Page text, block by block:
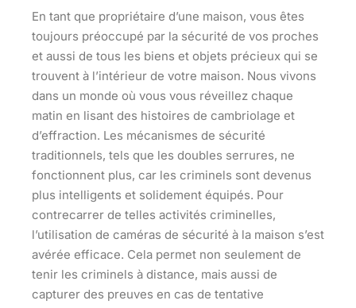
En tant que propriétaire d’une maison, vous êtes
toujours préoccupé par la sécurité de vos proches
et aussi de tous les biens et objets précieux qui se
trouvent à l’intérieur de votre maison. Nous vivons
dans un monde où vous vous réveillez chaque
matin en lisant des histoires de cambriolage et
d’effraction. Les mécanismes de sécurité
traditionnels, tels que les doubles serrures, ne
fonctionnent plus, car les criminels sont devenus
plus intelligents et solidement équipés. Pour
contrecarrer de telles activités criminelles,
l’utilisation de caméras de sécurité à la maison s’est
avérée efficace. Cela permet non seulement de
tenir les criminels à distance, mais aussi de
capturer des preuves en cas de tentative